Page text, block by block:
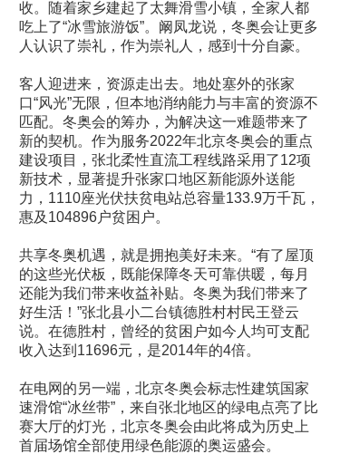
收。随着家乡建起了太舞滑雪小镇，全家人都
吃上了“冰雪旅游饭”。阚凤龙说，冬奥会让更多
人认识了崇礼，作为崇礼人，感到十分自豪。
客人迎进来，资源走出去。地处塞外的张家
口“风光”无限，但本地消纳能力与丰富的资源不
匹配。冬奥会的筹办，为解决这一难题带来了
新的契机。作为服务2022年北京冬奥会的重点
建设项目，张北柔性直流工程线路采用了12项
新技术，显著提升张家口地区新能源外送能
力，1110座光伏扶贫电站总容量133.9万千瓦，
惠及104896户贫困户。
共享冬奥机遇，就是拥抱美好未来。“有了屋顶
的这些光伏板，既能保障冬天可靠供暖，每月
还能为我们带来收益补贴。冬奥为我们带来了
好生活！”张北县小二台镇德胜村村民王登云
说。在德胜村，曾经的贫困户如今人均可支配
收入达到11696元，是2014年的4倍。
在电网的另一端，北京冬奥会标志性建筑国家
速滑馆“冰丝带”，来自张北地区的绿电点亮了比
赛大厅的灯光，北京冬奥会由此将成为历史上
首届场馆全部使用绿色能源的奥运盛会。